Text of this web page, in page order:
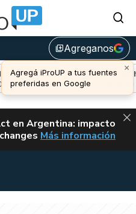
library_addAgreganos
×
Agregá iProUP a tus fuentes
preferidas en Google
(-0,78%)
Avalanche
u$s 6,49
en Argentina: impacto
CLARITY ACT EN
Más información